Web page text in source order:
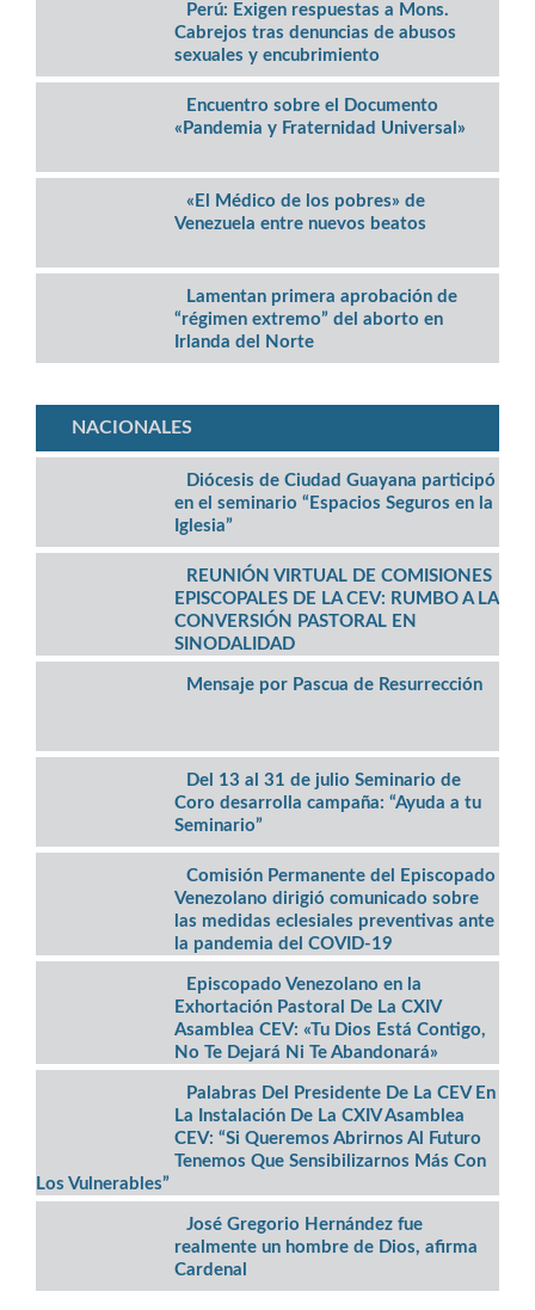
Perú: Exigen respuestas a Mons.
Cabrejos tras denuncias de abusos
sexuales y encubrimiento
Encuentro sobre el Documento
«Pandemia y Fraternidad Universal»
«El Médico de los pobres» de
Venezuela entre nuevos beatos
Lamentan primera aprobación de
“régimen extremo” del aborto en
Irlanda del Norte
NACIONALES
Diócesis de Ciudad Guayana participó
en el seminario “Espacios Seguros en la
Iglesia”
REUNIÓN VIRTUAL DE COMISIONES
EPISCOPALES DE LA CEV: RUMBO A LA
CONVERSIÓN PASTORAL EN
SINODALIDAD
Mensaje por Pascua de Resurrección
Del 13 al 31 de julio Seminario de
Coro desarrolla campaña: “Ayuda a tu
Seminario”
Comisión Permanente del Episcopado
Venezolano dirigió comunicado sobre
las medidas eclesiales preventivas ante
la pandemia del COVID-19
Episcopado Venezolano en la
Exhortación Pastoral De La CXIV
Asamblea CEV: «Tu Dios Está Contigo,
No Te Dejará Ni Te Abandonará»
Palabras Del Presidente De La CEV En
La Instalación De La CXIV Asamblea
CEV: “Si Queremos Abrirnos Al Futuro
Tenemos Que Sensibilizarnos Más Con
Los Vulnerables”
José Gregorio Hernández fue
realmente un hombre de Dios, afirma
Cardenal